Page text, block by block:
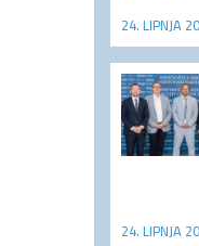
24. LIPNJA
24. LIPNJA